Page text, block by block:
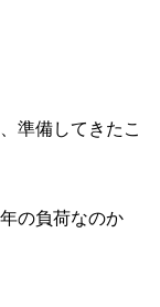
準備してきたこ
の負荷なのか